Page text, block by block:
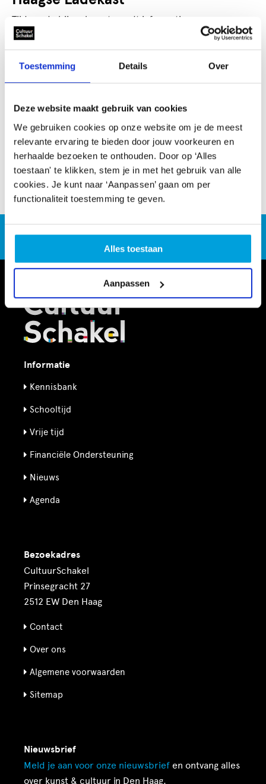
Toestemming Details Over
Deze website maakt gebruik van cookies
We gebruiken cookies op onze website om je de meest
relevante ervaring te bieden door jouw voorkeuren en
herhaalde bezoeken te onthouden. Door op ‘Alles
toestaan' te klikken, stem je in met het gebruik van alle
cookies. Je kunt naar ‘Aanpassen’ gaan om per
functionaliteit toestemming te geven.
Alles toestaan
Aanpassen
Tijdens de bijeenkomst wordt informatie gegeven over
hoe je met de projectbeschrijvingen van een leerlijn of
gekozen project kunt werken en welke mogelijkheden
er zijn om aan te sluiten bij de wensen van jouw school.
Aanvragen en meer informatie
Neem contact op met Coördinatie Scholing via
e-mail:Gerbry Junte
of bel: 06-46 94 10 27
Informatie
Kennisbank
Schooltijd
Vrije tijd
Financiële Ondersteuning
Nieuws
Agenda
Bezoekadres
CultuurSchakel
Prinsegracht 27
2512 EW Den Haag
Contact
Over ons
Algemene voorwaarden
Sitemap
Nieuwsbrief
Meld je aan voor onze nieuwsbrief en ontvang alles
over kunst & cultuur in Den Haag.